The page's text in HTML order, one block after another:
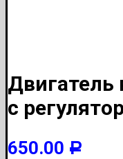
Двигатель
с
650.00 Р